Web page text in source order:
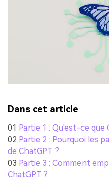
Dans cet article
01 Partie 1 : Qu'est-ce que
02 Partie 2 : Pourquoi les
de ChatGPT ?
03 Partie 3 : Comment
ChatGPT ?